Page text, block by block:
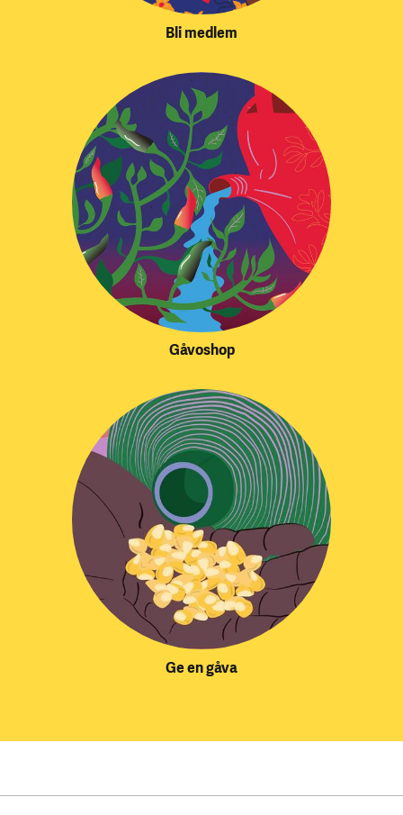
Ge en gåva
Bli medlem
Gåvoshop